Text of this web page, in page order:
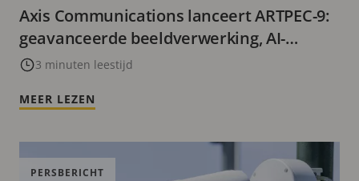
Axis Communications lanceert ARTPEC-9:
geavanceerde beeldverwerking, AI-
analytics en versterkte cybersecurity
3 minuten leestijd
MEER LEZEN
PERSBERICHT